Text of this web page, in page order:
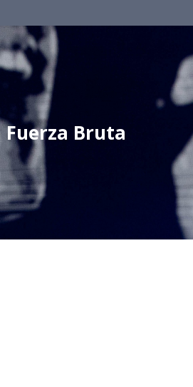
Fuerza Bruta